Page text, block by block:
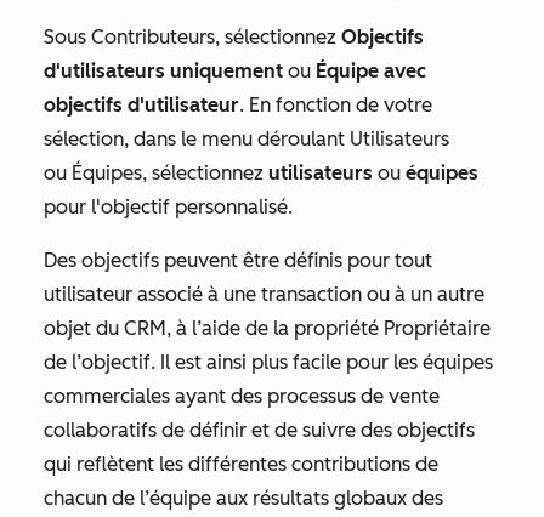
Sous Contributeurs, sélectionnez Objectifs
d'utilisateurs uniquement ou Équipe avec
objectifs d'utilisateur. En fonction de votre
sélection, dans le menu déroulant Utilisateurs
ou Équipes, sélectionnez utilisateurs ou équipes
pour l'objectif personnalisé.
Des objectifs peuvent être définis pour tout
utilisateur associé à une transaction ou à un autre
objet du CRM, à l’aide de la propriété Propriétaire
de l’objectif. Il est ainsi plus facile pour les équipes
commerciales ayant des processus de vente
collaboratifs de définir et de suivre des objectifs
qui reflètent les différentes contributions de
chacun de l’équipe aux résultats globaux des